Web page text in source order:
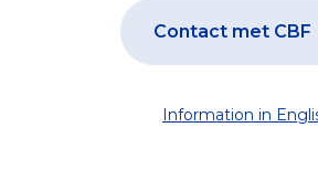
Contact met CBF
Information in